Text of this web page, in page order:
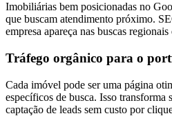
Imobiliárias bem posicionadas no
que buscam atendimento próximo.
empresa apareça nas buscas
Tráfego orgânico para o
Cada imóvel pode ser uma página
específicos de busca. Isso
captação de leads sem custo por